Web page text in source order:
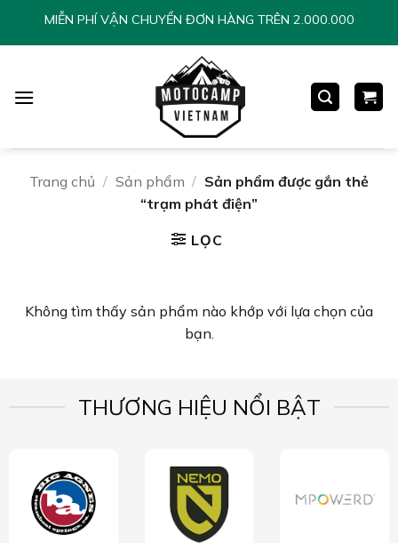
ChuyểnMIỄN PHÍ VẬN CHUYỂN ĐƠN HÀNG TRÊN 2.000.000
Trang chủ / Sản phẩm / Sản phẩm được gắn thẻ
“trạm phát điện”
LỌC
Không tìm thấy sản phẩm nào khớp với lựa chọn của
bạn.
THƯƠNG HIỆU NỔI BẬT